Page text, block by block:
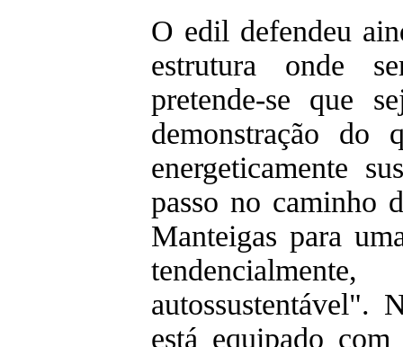
O edil defendeu
estrutura onde
pretende-se que
demonstração do
energeticamente
passo no caminho
Manteigas para
autossustentável".
está equipado